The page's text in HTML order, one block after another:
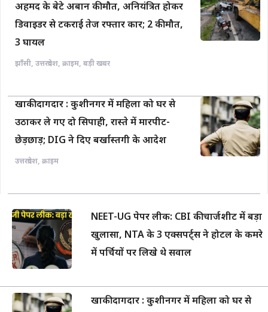
अहमद के बेटे अबान की मौत, अनियंत्रित होकर
डिवाइडर से टकराई तेज रफ्तार कार; 2 की मौत,
3 घायल
झाँसी, उत्तरप्रदेश, क्राइम, बड़ी खबर
खाकी दागदार : कुशीनगर में महिला को घर से
उठाकर ले गए दो सिपाही, रास्ते में मारपीट-
छेड़छाड़; DIG ने दिए बर्खास्तगी के आदेश
उत्तरप्रदेश, क्राइम
NEET-UG पेपर लीक: CBI की चार्जशीट में बड़ा
खुलासा, NTA के 3 एक्सपर्ट्स ने होटल के कमरे
में पर्चियों पर लिखे थे सवाल
खाकी दागदार : कुशीनगर में महिला को घर से